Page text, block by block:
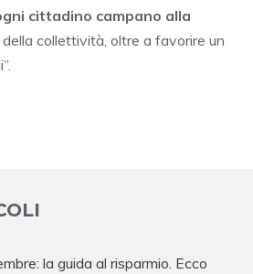
cittadino campano alla
collettività, oltre a favorire un
la guida al risparmio. Ecco